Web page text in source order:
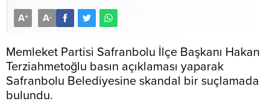
A+ A-
Memleket Partisi Safranbolu İlçe Başkanı Hakan
Terziahmetoğlu basın açıklaması yaparak
Safranbolu Belediyesine skandal bir suçlamada
bulundu.